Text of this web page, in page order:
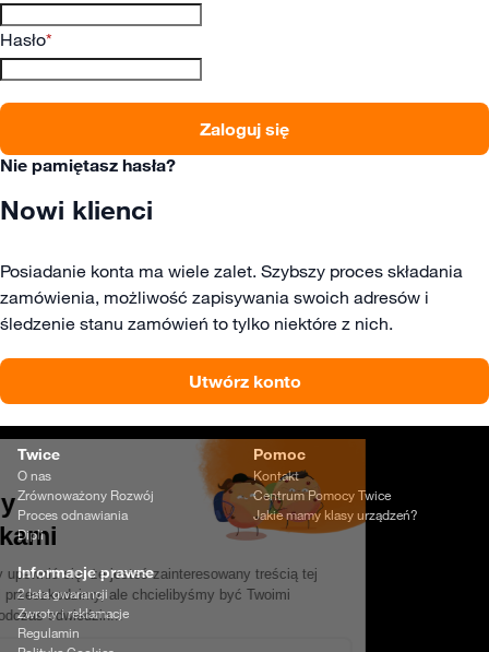
Hasło
Zaloguj się
Nie pamiętasz hasła?
Nowi klienci
Posiadanie konta ma wiele zalet. Szybszy proces składania
zamówienia, możliwość zapisywania swoich adresów i
śledzenie stanu zamówień to tylko niektóre z nich.
Utwórz konto
Twice
O nas
Zrównoważony Rozwój
Proces odnawiania
Dipli
Pomoc
Kontakt
Centrum Pomocy Twice
Jakie mamy klasy urządzeń?
Informacje prawne
2 lata gwarancji
Zwroty i reklamacje
Regulamin